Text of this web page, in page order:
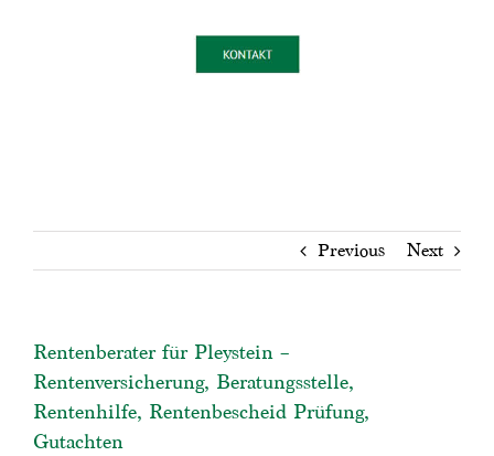
Previous Next
Rentenberater für Pleystein –
Rentenversicherung, Beratungsstelle,
Rentenhilfe, Rentenbescheid Prüfung,
Gutachten